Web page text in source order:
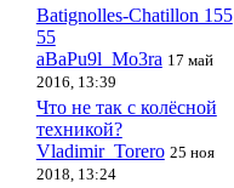
Batignolles-Chatillon 155
55
aBaPu9l_Mo3ra 17 май
2016, 13:39
Что не так с колёсной
техникой?
Vladimir_Torero 25 ноя
2018, 13:24